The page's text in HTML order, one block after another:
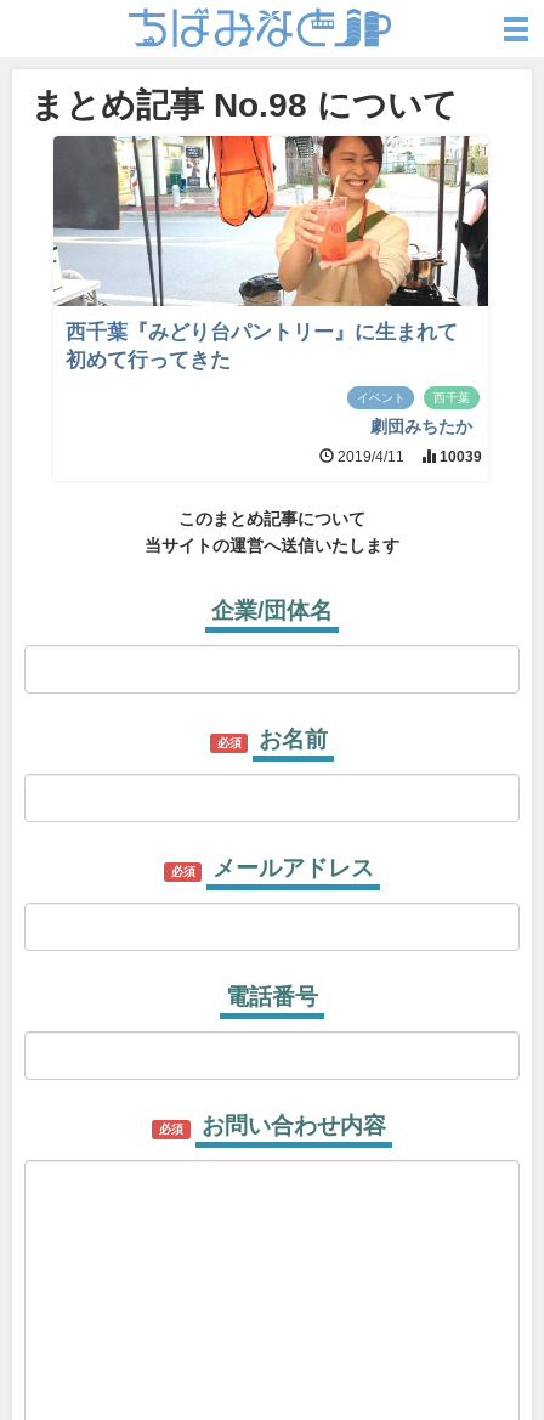
まとめ記事 No.98 について
西千葉『みどり台パントリー』に生まれて
初めて行ってきた
イベント 西千葉
劇団みちたか
2019/4/11 10039
このまとめ記事について
当サイトの運営へ送信いたします
企業/団体名
必須 お名前
必須 メールアドレス
電話番号
必須 お問い合わせ内容